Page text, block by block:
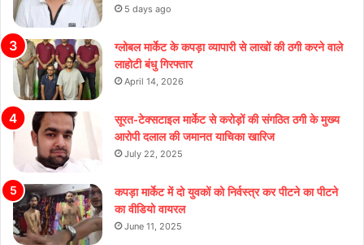
5 days ago
ग्लोबल मार्केट के कपड़ा व्यापारी से लाखों की ठगी करने वाले
लाहोटी बंधु गिरफ्तार
April 14, 2026
सूरत-टेक्सटाइल मार्केट से करोड़ों की संगठित ठगी के मुख्य
आरोपी दलाल की जमानत याचिका खारिज
July 22, 2025
कपड़ा मार्केट में दो युवकों को निर्वस्त्र कर पीटने का पीटने
का वीडियो वायरल
June 11, 2025